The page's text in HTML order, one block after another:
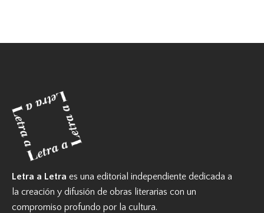
Letra a Letra es una editorial independiente dedicada a
la creación y difusión de obras literarias con un
compromiso profundo por la cultura.